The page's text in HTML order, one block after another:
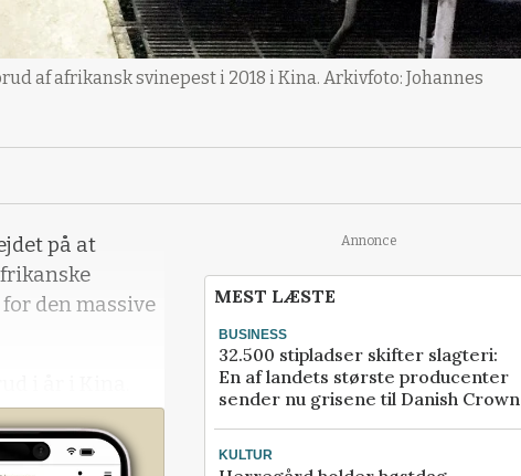
af afrikansk svinepest i 2018 i Kina. Arkivfoto: Johannes
på at
den massive
Annonce
MEST LÆSTE
BUSINESS
32.500 stipladser skifter slagteri:
En af landets største producenter
sender nu grisene til Danish Crown
KULTUR